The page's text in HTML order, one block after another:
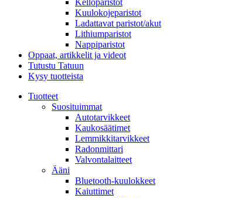
Kelloparistot
Kuulokojeparistot
Ladattavat paristot/akut
Lithiumparistot
Nappiparistot
Oppaat, artikkelit ja videot
Tutustu Tatuun
Kysy tuotteista
Tuotteet
Suosituimmat
Autotarvikkeet
Kaukosäätimet
Lemmikkitarvikkeet
Radonmittari
Valvontalaitteet
Ääni
Bluetooth-kuulokkeet
Kaiuttimet